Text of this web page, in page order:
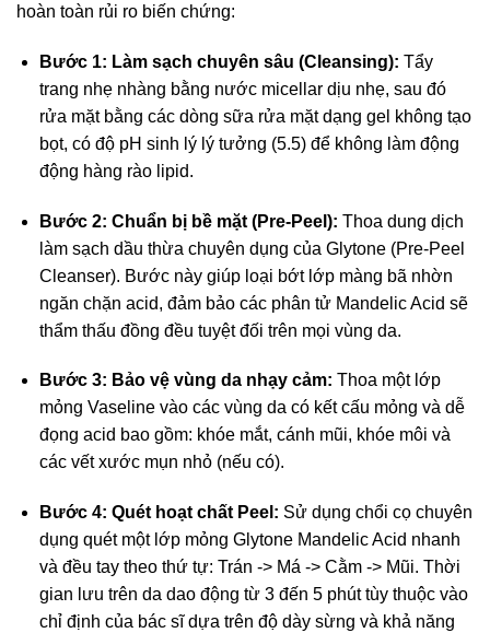
hoàn toàn rủi ro biến chứng:
Bước 1: Làm sạch chuyên sâu (Cleansing): Tẩy
trang nhẹ nhàng bằng nước micellar dịu nhẹ, sau đó
rửa mặt bằng các dòng sữa rửa mặt dạng gel không tạo
bọt, có độ pH sinh lý lý tưởng (5.5) để không làm động
động hàng rào lipid.
Bước 2: Chuẩn bị bề mặt (Pre-Peel): Thoa dung dịch
làm sạch dầu thừa chuyên dụng của Glytone (Pre-Peel
Cleanser). Bước này giúp loại bớt lớp màng bã nhờn
ngăn chặn acid, đảm bảo các phân tử Mandelic Acid sẽ
thẩm thấu đồng đều tuyệt đối trên mọi vùng da.
Bước 3: Bảo vệ vùng da nhạy cảm: Thoa một lớp
mỏng Vaseline vào các vùng da có kết cấu mỏng và dễ
đọng acid bao gồm: khóe mắt, cánh mũi, khóe môi và
các vết xước mụn nhỏ (nếu có).
Bước 4: Quét hoạt chất Peel: Sử dụng chổi cọ chuyên
dụng quét một lớp mỏng Glytone Mandelic Acid nhanh
và đều tay theo thứ tự: Trán -> Má -> Cằm -> Mũi. Thời
gian lưu trên da dao động từ 3 đến 5 phút tùy thuộc vào
chỉ định của bác sĩ dựa trên độ dày sừng và khả năng